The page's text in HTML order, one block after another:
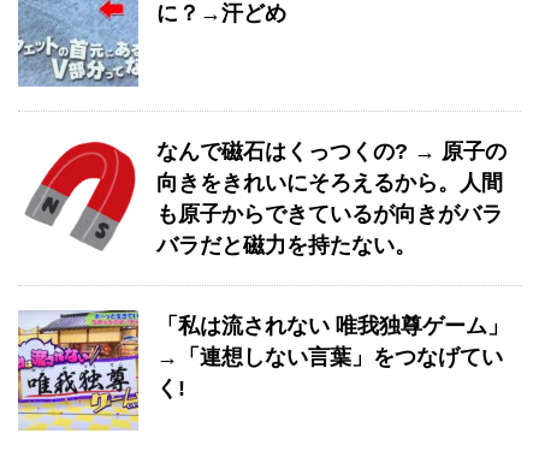
に？→汗どめ
なんで磁石はくっつくの? → 原子の
向きをきれいにそろえるから。人間
も原子からできているが向きがバラ
バラだと磁力を持たない。
「私は流されない 唯我独尊ゲーム」
→「連想しない言葉」をつなげてい
く!